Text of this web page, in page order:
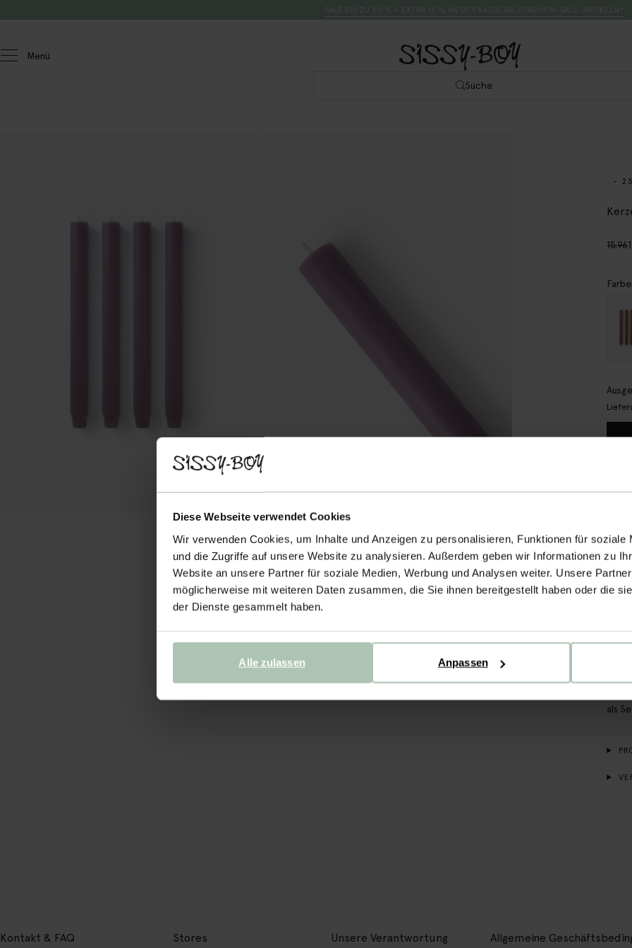
Diese Webseite verwendet Cookies
Wir verwenden Cookies, um Inhalte und Anzeigen zu personalisieren, Funktionen für soziale
und die Zugriffe auf unsere Website zu analysieren. Außerdem geben wir Informationen zu
Website an unsere Partner für soziale Medien, Werbung und Analysen weiter. Unsere
möglicherweise mit weiteren Daten zusammen, die Sie ihnen bereitgestellt haben oder die
der Dienste gesammelt haben.
Anpassen
Alle zulassen
Menü
Suche
-
15.96
Set
als
Kontakt & FAQ Stores Unsere Verantwortung Allgemeine